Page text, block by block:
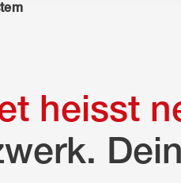
heisst